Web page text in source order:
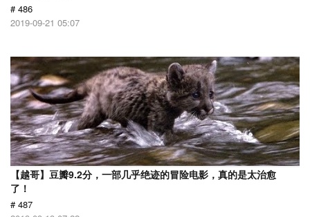
# 486
2019-09-21 05:07
【越哥】豆瓣9.2分，一部几乎绝迹的冒险电影，真的是太治愈
了！
# 487